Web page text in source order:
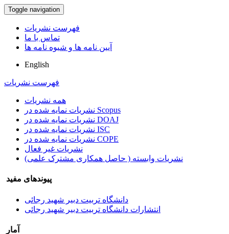
Toggle navigation
فهرست نشریات
تماس با ما
آیین نامه ها و شیوه نامه ها
English
فهرست نشریات
همه نشریات
نشریات نمایه شده در Scopus
نشریات نمایه شده در DOAJ
نشریات نمایه شده در ISC
نشریات نمایه شده در COPE
نشریات غیر فعال
نشریات وابسته ( حاصل همکاری مشترک علمی)
پیوندهای مفید
دانشگاه تربیت دبیر شهید رجائی
انتشارات دانشگاه تربیت دبیر شهید رجائی
آمار